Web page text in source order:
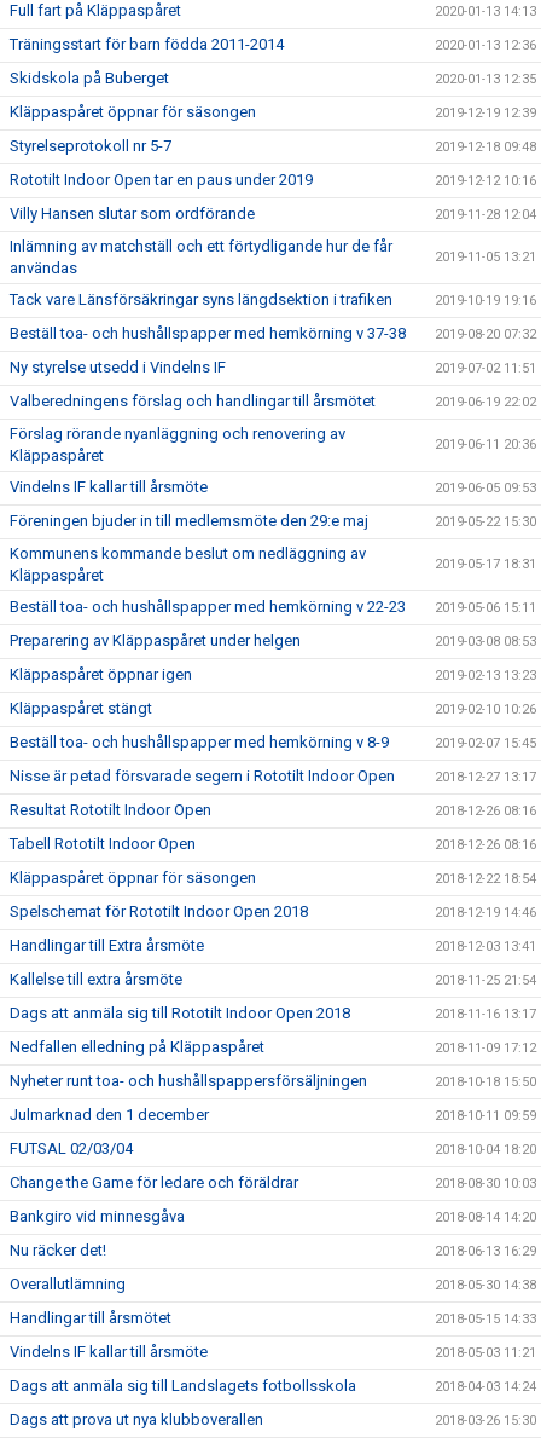
Full fart på Kläppaspåret 2020-01-13 14:13
Träningsstart för barn födda 2011-2014 2020-01-13 12:36
Skidskola på Buberget 2020-01-13 12:35
Kläppaspåret öppnar för säsongen 2019-12-19 12:39
Styrelseprotokoll nr 5-7 2019-12-18 09:48
Rototilt Indoor Open tar en paus under 2019 2019-12-12 10:16
Villy Hansen slutar som ordförande 2019-11-28 12:04
Inlämning av matchställ och ett förtydligande hur de får
användas
2019-11-05 13:21
Tack vare Länsförsäkringar syns längdsektion i trafiken 2019-10-19 19:16
Beställ toa- och hushållspapper med hemkörning v 37-38 2019-08-20 07:32
Ny styrelse utsedd i Vindelns IF 2019-07-02 11:51
Valberedningens förslag och handlingar till årsmötet 2019-06-19 22:02
Förslag rörande nyanläggning och renovering av
Kläppaspåret
2019-06-11 20:36
Vindelns IF kallar till årsmöte 2019-06-05 09:53
Föreningen bjuder in till medlemsmöte den 29:e maj 2019-05-22 15:30
Kommunens kommande beslut om nedläggning av
Kläppaspåret
2019-05-17 18:31
Beställ toa- och hushållspapper med hemkörning v 22-23 2019-05-06 15:11
Preparering av Kläppaspåret under helgen 2019-03-08 08:53
Kläppaspåret öppnar igen 2019-02-13 13:23
Kläppaspåret stängt 2019-02-10 10:26
Beställ toa- och hushållspapper med hemkörning v 8-9 2019-02-07 15:45
Nisse är petad försvarade segern i Rototilt Indoor Open 2018-12-27 13:17
Resultat Rototilt Indoor Open 2018-12-26 08:16
Tabell Rototilt Indoor Open 2018-12-26 08:16
Kläppaspåret öppnar för säsongen 2018-12-22 18:54
Spelschemat för Rototilt Indoor Open 2018 2018-12-19 14:46
Handlingar till Extra årsmöte 2018-12-03 13:41
Kallelse till extra årsmöte 2018-11-25 21:54
Dags att anmäla sig till Rototilt Indoor Open 2018 2018-11-16 13:17
Nedfallen elledning på Kläppaspåret 2018-11-09 17:12
Nyheter runt toa- och hushållspappersförsäljningen 2018-10-18 15:50
Julmarknad den 1 december 2018-10-11 09:59
FUTSAL 02/03/04 2018-10-04 18:20
Change the Game för ledare och föräldrar 2018-08-30 10:03
Bankgiro vid minnesgåva 2018-08-14 14:20
Nu räcker det! 2018-06-13 16:29
Overallutlämning 2018-05-30 14:38
Handlingar till årsmötet 2018-05-15 14:33
Vindelns IF kallar till årsmöte 2018-05-03 11:21
Dags att anmäla sig till Landslagets fotbollsskola 2018-04-03 14:24
Dags att prova ut nya klubboverallen 2018-03-26 15:30